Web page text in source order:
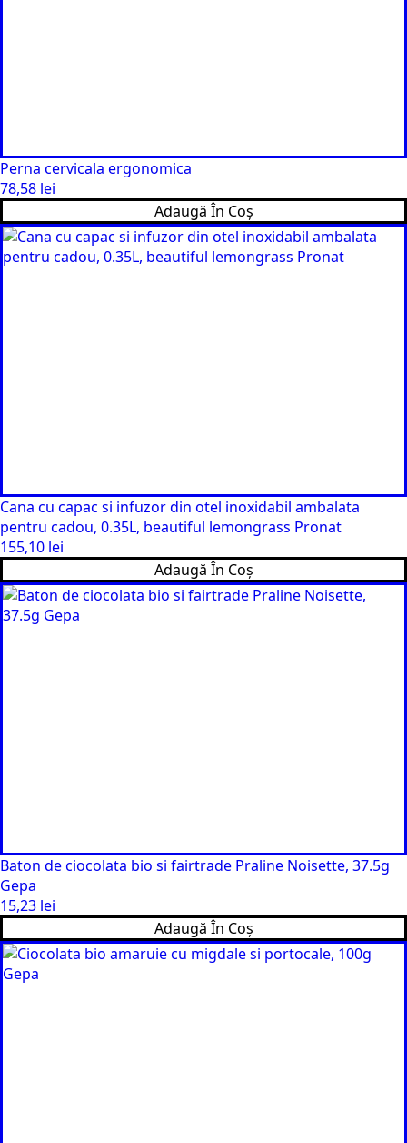
Perna cervicala ergonomica
78,58 lei
Adaugă În Coș
Cana cu capac si infuzor din otel inoxidabil ambalata
pentru cadou, 0.35L, beautiful lemongrass Pronat
155,10 lei
Adaugă În Coș
Baton de ciocolata bio si fairtrade Praline Noisette, 37.5g
Gepa
15,23 lei
Adaugă În Coș